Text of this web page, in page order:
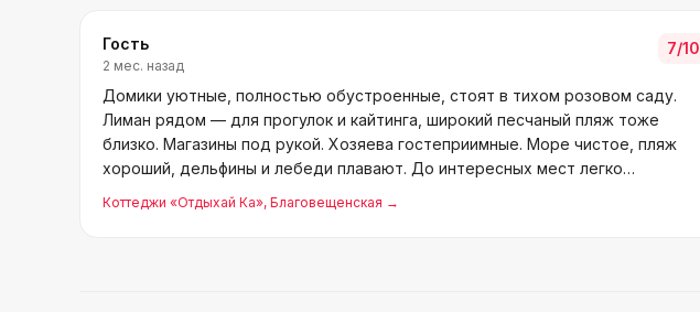
Гость
2 мес. назад
7/10
Домики уютные, полностью обустроенные, стоят в тихом розовом саду.
Лиман рядом — для прогулок и кайтинга, широкий песчаный пляж тоже
близко. Магазины под рукой. Хозяева гостеприимные. Море чистое, пляж
хороший, дельфины и лебеди плавают. До интересных мест легко
Коттеджи «Отдыхай Ка», Благовещенская →